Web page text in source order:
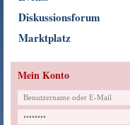
Diskussionsforum
Marktplatz
Mein Konto